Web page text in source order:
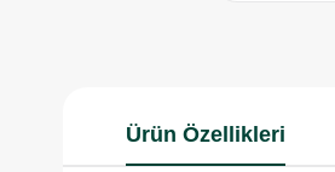
Ürün Özellikleri